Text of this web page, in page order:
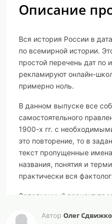
Описание
Вся история России в
по всемирной истории.
простой перечень дат по
рекламируют онлайн-
примерно ноль.
В данном выпуске все
самостоятельного
1900-х гг. с
это повторение, то в
текст пропущенные
названия, понятия и
практически вся
Заполненный вариант
может быть сложно,
Автор Олег